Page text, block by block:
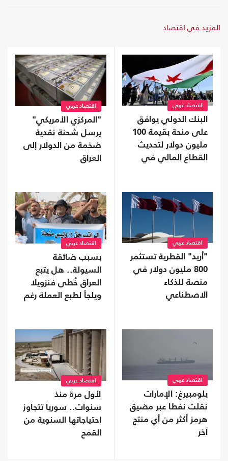
المزيد في اقتصاد
اقتصاد عربي
البنك الدولي يوافق
على منحة بقيمة 100
مليون دولار لتحديث
القطاع المالي في
اقتصاد عربي
"المركزي الأمريكي"
يرسل شحنة نقدية
ضخمة من الدولار إلى
العراق
اقتصاد عربي
"أريد" القطرية تستثمر
800 مليون دولار في
منصة للذكاء
الاصطناعي
اقتصاد عربي
بسبب ضائقة
السيولة.. هل يتبع
العراق خُطى فنزويلا
ويلجأ لطبع العملة رغم
اقتصاد عربي
بلومبيرغ: الإمارات
نقلت نفطا عبر مضيق
هرمز أكثر من أي منتج
آخر
اقتصاد عربي
لأول مرة منذ
سنوات.. سوريا تتجاوز
احتياجاتها السنوية من
القمح